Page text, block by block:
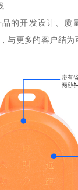
的开发设计、质
与更多的客户结